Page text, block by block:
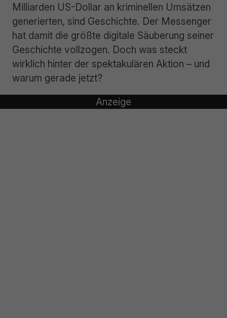
Milliarden US-Dollar an kriminellen Umsätzen
generierten, sind Geschichte. Der Messenger
hat damit die größte digitale Säuberung seiner
Geschichte vollzogen. Doch was steckt
wirklich hinter der spektakulären Aktion – und
warum gerade jetzt?